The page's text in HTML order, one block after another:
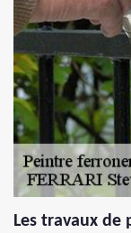
Les travaux de